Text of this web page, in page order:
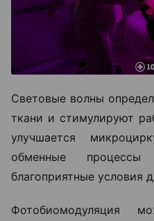
Световые волны
ткани и стимулируют
улучшается
обменные
благоприятные условия
Фотобиомодуляция